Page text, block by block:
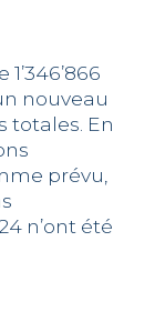
nouveau
totales. En
prévu,
n’ont été